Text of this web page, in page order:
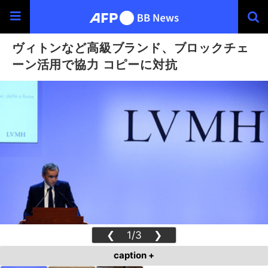
ヴィトンなど高級ブランド、ブロックチェ
ーン活用で協力 コピーに対抗
❮ 1/3 ❯
caption +